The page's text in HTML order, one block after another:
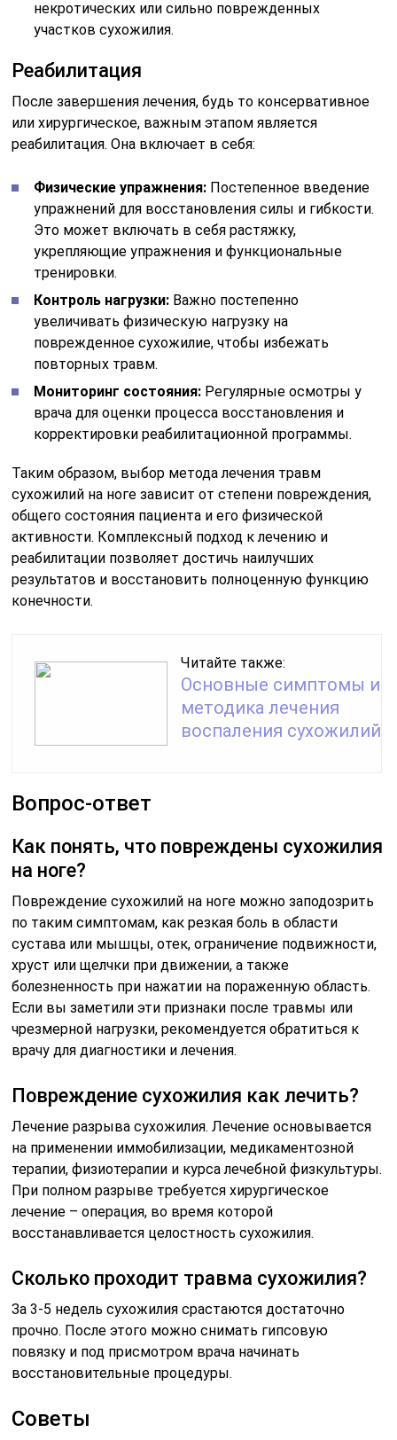
некротических или сильно поврежденных
участков сухожилия.
Реабилитация
После завершения лечения, будь то консервативное
или хирургическое, важным этапом является
реабилитация. Она включает в себя:
Физические упражнения: Постепенное введение
упражнений для восстановления силы и гибкости.
Это может включать в себя растяжку,
укрепляющие упражнения и функциональные
тренировки.
Контроль нагрузки: Важно постепенно
увеличивать физическую нагрузку на
поврежденное сухожилие, чтобы избежать
повторных травм.
Мониторинг состояния: Регулярные осмотры у
врача для оценки процесса восстановления и
корректировки реабилитационной программы.
Таким образом, выбор метода лечения травм
сухожилий на ноге зависит от степени повреждения,
общего состояния пациента и его физической
активности. Комплексный подход к лечению и
реабилитации позволяет достичь наилучших
результатов и восстановить полноценную функцию
конечности.
Читайте также:
Основные симптомы и
методика лечения
воспаления сухожилий
Вопрос-ответ
Как понять, что повреждены сухожилия
на ноге?
Повреждение сухожилий на ноге можно заподозрить
по таким симптомам, как резкая боль в области
сустава или мышцы, отек, ограничение подвижности,
хруст или щелчки при движении, а также
болезненность при нажатии на пораженную область.
Если вы заметили эти признаки после травмы или
чрезмерной нагрузки, рекомендуется обратиться к
врачу для диагностики и лечения.
Повреждение сухожилия как лечить?
Лечение разрыва сухожилия. Лечение основывается
на применении иммобилизации, медикаментозной
терапии, физиотерапии и курса лечебной физкультуры.
При полном разрыве требуется хирургическое
лечение – операция, во время которой
восстанавливается целостность сухожилия.
Сколько проходит травма сухожилия?
За 3-5 недель сухожилия срастаются достаточно
прочно. После этого можно снимать гипсовую
повязку и под присмотром врача начинать
восстановительные процедуры.
Советы